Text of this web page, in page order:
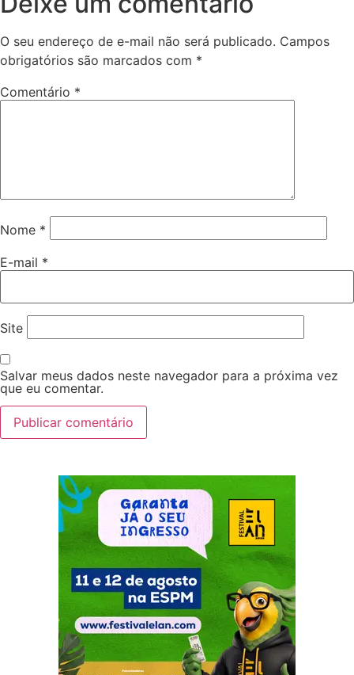
O seu endereço de e-mail não será publicado. Campos
obrigatórios são marcados com *
Comentário *
Nome *
E-mail *
Site
Salvar meus dados neste navegador para a próxima vez
que eu comentar.